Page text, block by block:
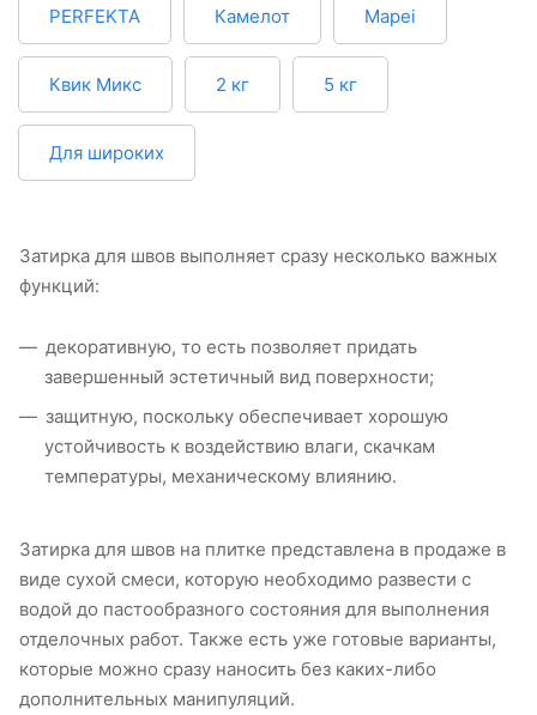
PERFEKTA Камелот Mapei
Квик Микс 2 кг 5 кг
Для широких
Затирка для швов выполняет сразу несколько важных
функций:
декоративную, то есть позволяет придать
завершенный эстетичный вид поверхности;
защитную, поскольку обеспечивает хорошую
устойчивость к воздействию влаги, скачкам
температуры, механическому влиянию.
Затирка для швов на плитке представлена в продаже в
виде сухой смеси, которую необходимо развести с
водой до пастообразного состояния для выполнения
отделочных работ. Также есть уже готовые варианты,
которые можно сразу наносить без каких-либо
дополнительных манипуляций.